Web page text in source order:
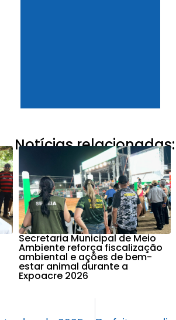
Notícias relacionadas:
Secretaria Municipal de Meio
Ambiente reforça fiscalização
ambiental e ações de bem-
estar animal durante a
Expoacre 2026